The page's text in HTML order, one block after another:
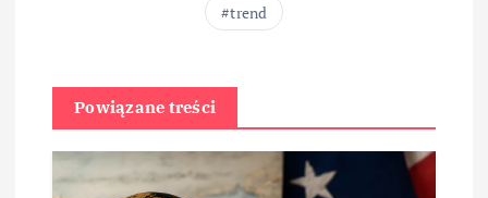
trend
Powiązane treści